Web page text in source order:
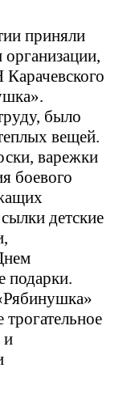
приняли
было
вещей.
варежки
боевого
детские
подарки.
и